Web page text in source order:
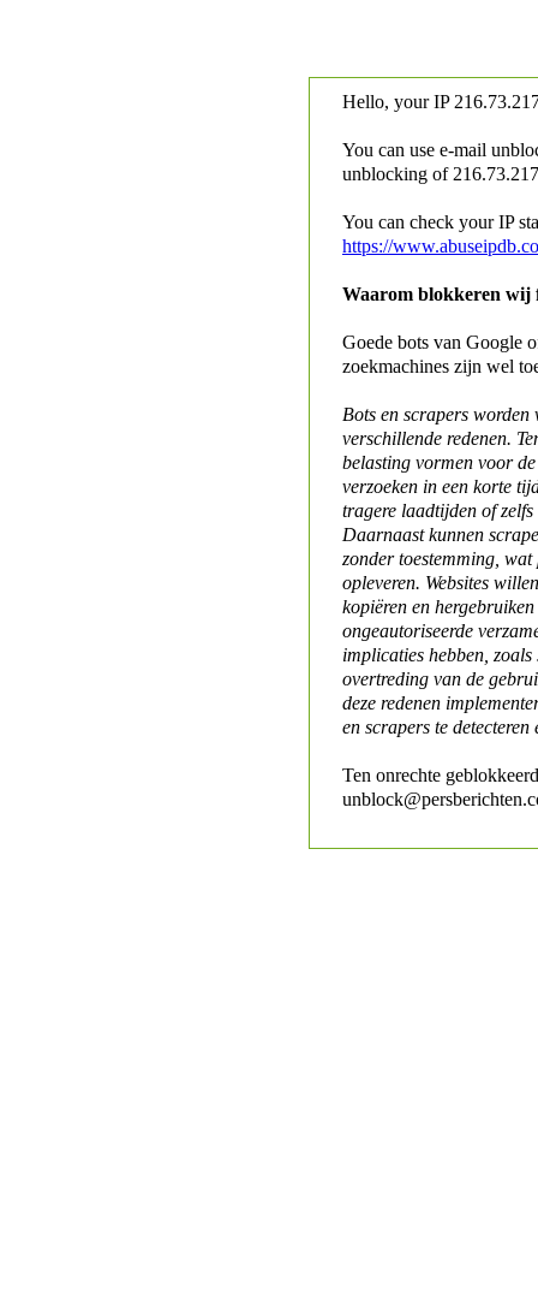
Hello, your IP
You can use e-mail
unblocking of
You can check your IP
https://
Waarom blokkeren wij
Goede bots van Google
zoekmachines zijn wel
Bots en scrapers worden
verschillende redenen.
belasting vormen voor
verzoeken in een korte
tragere laadtijden of
Daarnaast kunnen
zonder toestemming,
opleveren. Websites
kopiëren en
ongeautoriseerde
implicaties hebben,
overtreding van de
deze redenen
en scrapers te detecteren
Ten onrechte